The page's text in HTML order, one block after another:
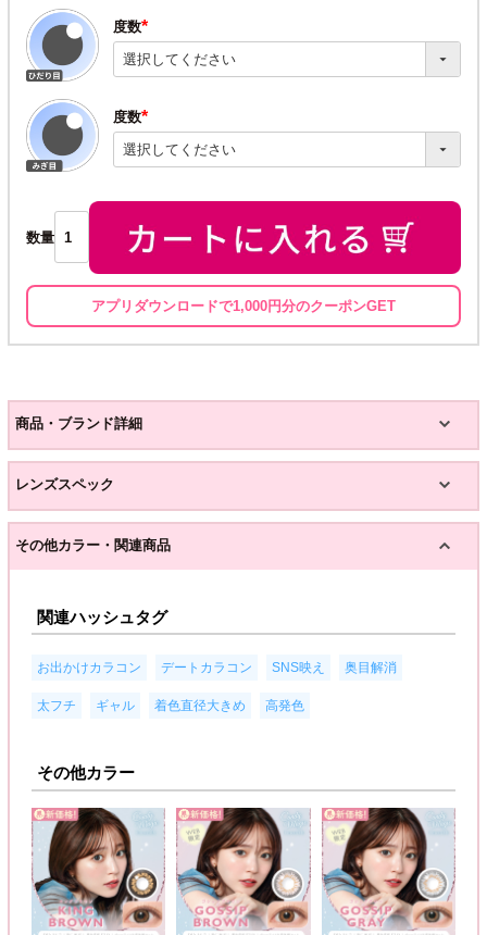
度数
(必
須)
度数
(必
須)
数量
アプリダウンロードで1,000円分のクーポンGET
商品・ブランド詳細
レンズスペック
その他カラー・関連商品
関連ハッシュタグ
お出かけカラコン デートカラコン SNS映え 奥目解消
太フチ ギャル 着色直径大きめ 高発色
その他カラー